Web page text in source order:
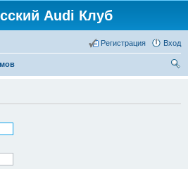
Audi Клуб
Вход
Регистрация